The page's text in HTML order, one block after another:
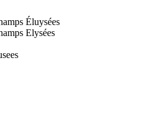
Éluysées
Elysées